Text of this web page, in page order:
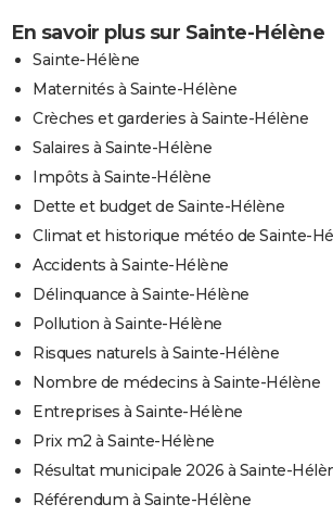
En savoir plus sur Sainte-Hélène
Sainte-Hélène
Maternités à Sainte-Hélène
Crèches et garderies à Sainte-Hélène
Salaires à Sainte-Hélène
Impôts à Sainte-Hélène
Dette et budget de Sainte-Hélène
Climat et historique météo de Sainte-
Accidents à Sainte-Hélène
Délinquance à Sainte-Hélène
Pollution à Sainte-Hélène
Risques naturels à Sainte-Hélène
Nombre de médecins à Sainte-Hélène
Entreprises à Sainte-Hélène
Prix m2 à Sainte-Hélène
Résultat municipale 2026 à Sainte-
Référendum à Sainte-Hélène